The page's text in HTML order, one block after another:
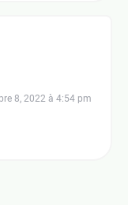
8, 2022 à 4:54 pm